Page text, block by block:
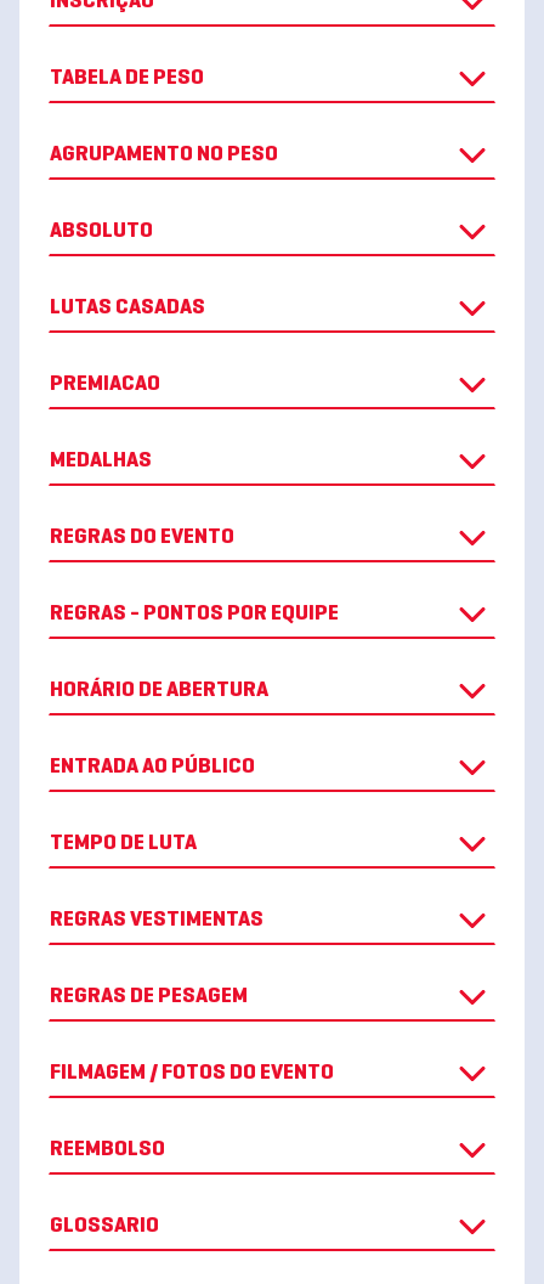
TABELA DE PESO
AGRUPAMENTO NO PESO
ABSOLUTO
LUTAS CASADAS
PREMIACAO
MEDALHAS
REGRAS DO EVENTO
REGRAS - PONTOS POR EQUIPE
HORÁRIO DE ABERTURA
ENTRADA AO PÚBLICO
TEMPO DE LUTA
REGRAS VESTIMENTAS
REGRAS DE PESAGEM
FILMAGEM / FOTOS DO EVENTO
REEMBOLSO
GLOSSARIO